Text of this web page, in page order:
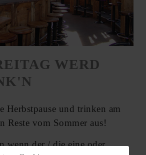
WERD
Herbstpause und trinken am
Reste vom Sommer aus!
wenn der / die eine oder